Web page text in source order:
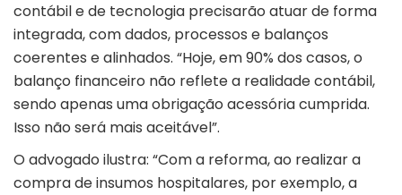
contábil e de tecnologia precisarão atuar de forma
integrada, com dados, processos e balanços
coerentes e alinhados. “Hoje, em 90% dos casos, o
balanço financeiro não reflete a realidade contábil,
sendo apenas uma obrigação acessória cumprida.
Isso não será mais aceitável”.
O advogado ilustra: “Com a reforma, ao realizar a
compra de insumos hospitalares, por exemplo, a